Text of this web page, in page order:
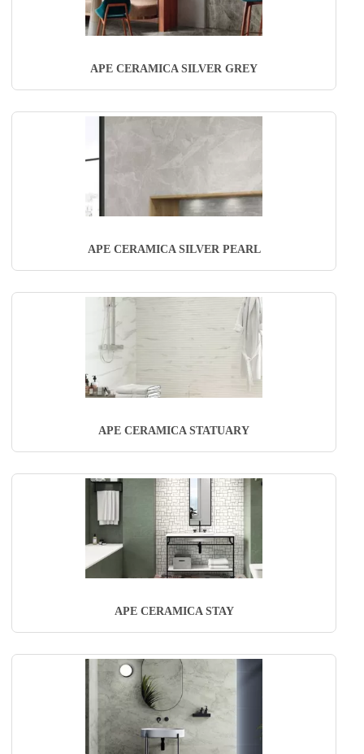
APE CERAMICA SILVER GREY
APE CERAMICA SILVER PEARL
APE CERAMICA STATUARY
APE CERAMICA STAY